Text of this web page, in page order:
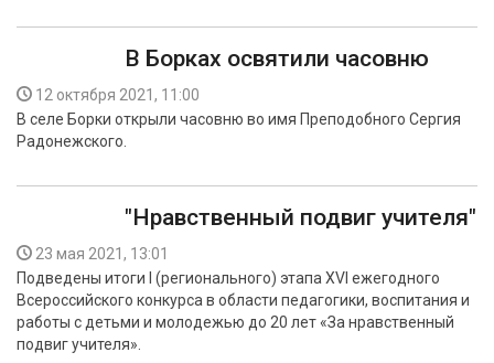
В Борках освятили часовню
12 октября 2021, 11:00
В селе Борки открыли часовню во имя Преподобного Сергия
Радонежского.
"Нравственный подвиг учителя"
23 мая 2021, 13:01
Подведены итоги I (регионального) этапа XVI ежегодного
Всероссийского конкурса в области педагогики, воспитания и
работы с детьми и молодежью до 20 лет «За нравственный
подвиг учителя».